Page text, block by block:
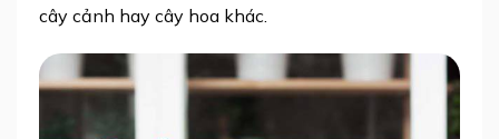
cây cảnh hay cây hoa khác.